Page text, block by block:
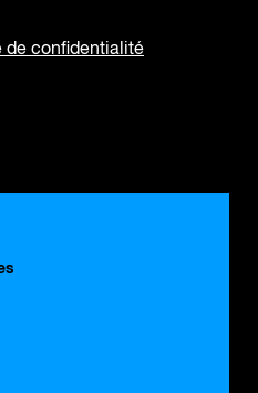
de confidentialité